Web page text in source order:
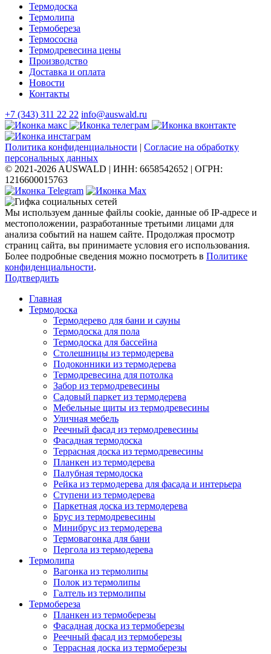
Термодоска
Термолипа
Термобереза
Термососна
Термодревесина цены
Производство
Доставка и оплата
Новости
Контакты
+7 (343) 311 22 22 info@auswald.ru
Политика конфиденциальности | Согласие на обработку
персональных данных
© 2021-2026 AUSWALD | ИНН: 6658542652 | ОГРН:
1216600015763
Мы используем данные файлы cookie, данные об IP-адресе и
местоположении, разработанные третьими лицами для
анализа событий на нашем сайте. Продолжая просмотр
страниц сайта, вы принимаете условия его использования.
Более подробные сведения можно посмотреть в Политике
конфиденциальности.
Подтвердить
Главная
Термодоска
Термодерево для бани и сауны
Термодоска для пола
Термодоска для бассейна
Столешницы из термодерева
Подоконники из термодерева
Термодревесина для потолка
Забор из термодревесины
Садовый паркет из термодерева
Мебельные щиты из термодревесины
Уличная мебель
Реечный фасад из термодревесины
Фасадная термодоска
Террасная доска из термодревесины
Планкен из термодерева
Палубная термодоска
Рейка из термодерева для фасада и интерьера
Ступени из термодерева
Паркетная доска из термодерева
Брус из термодревесины
Минибрус из термодерева
Термовагонка для бани
Пергола из термодерева
Термолипа
Вагонка из термолипы
Полок из термолипы
Галтель из термолипы
Термобереза
Планкен из термоберезы
Фасадная доска из термоберезы
Реечный фасад из термоберезы
Террасная доска из термоберезы